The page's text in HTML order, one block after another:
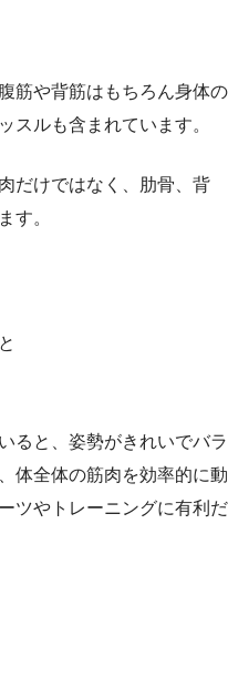
筋や背筋はもちろん身体の
スルも含まれています。
だけではなく、肋骨、背
す。
ると、姿勢がきれいでバラ
体全体の筋肉を効率的に動
ツやトレーニングに有利だ